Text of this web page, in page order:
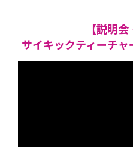
【説明
サイキックティーチ